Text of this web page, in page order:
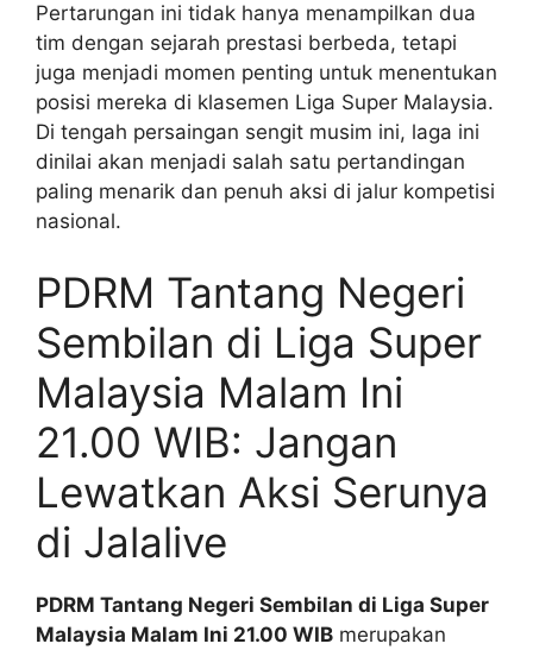
Pertarungan ini tidak hanya menampilkan dua
tim dengan sejarah prestasi berbeda, tetapi
juga menjadi momen penting untuk menentukan
posisi mereka di klasemen Liga Super Malaysia.
Di tengah persaingan sengit musim ini, laga ini
dinilai akan menjadi salah satu pertandingan
paling menarik dan penuh aksi di jalur kompetisi
nasional.
PDRM Tantang Negeri
Sembilan di Liga Super
Malaysia Malam Ini
21.00 WIB: Jangan
Lewatkan Aksi Serunya
di Jalalive
PDRM Tantang Negeri Sembilan di Liga Super
Malaysia Malam Ini 21.00 WIB merupakan